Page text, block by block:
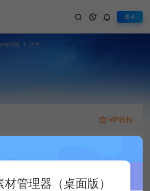
登录
击特效 正文
VIP折扣
管理器（桌面版）